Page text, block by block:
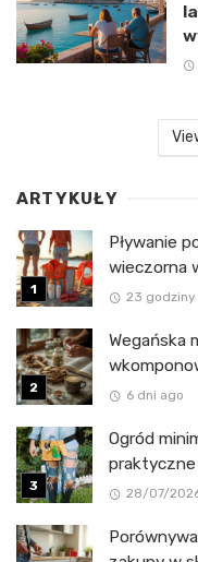
ARTYKUŁY
Pływanie
wieczorna
23 godziny
Wegańska
6 dni ago
Ogród
praktyczne
28/07/